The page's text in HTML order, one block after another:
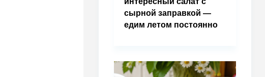
сырной заправкой —
едим летом постоянно